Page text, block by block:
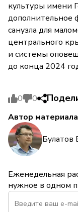
культуры имени
дополнительное
санузла для
центрального
и системы
до конца 2024
0 0
Автор материала
Булатов
Еженедельная
нужное в одном